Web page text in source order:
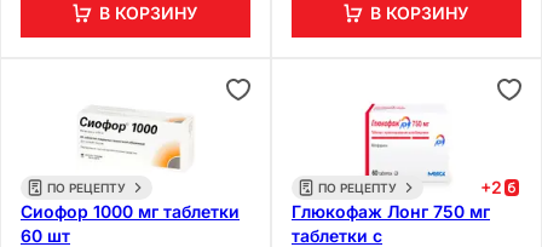
В КОРЗИНУ В КОРЗИНУ
ПО РЕЦЕПТУ
Сиофор 1000 мг таблетки
60 шт
ПО РЕЦЕПТУ +2
Глюкофаж Лонг 750 мг
таблетки с